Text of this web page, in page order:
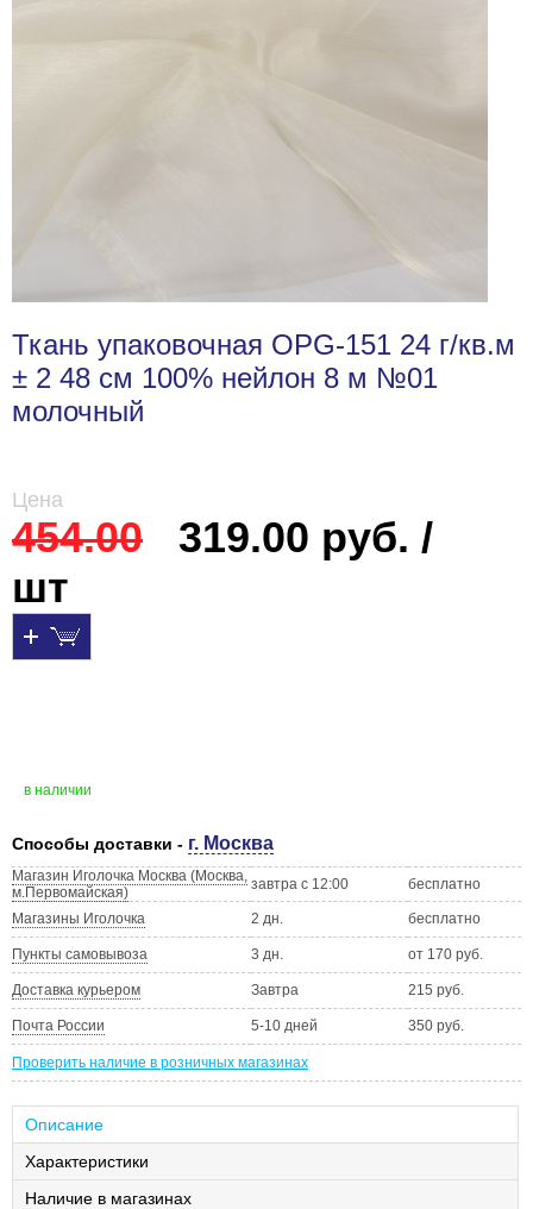
Ткань упаковочная OPG-151 24 г/кв.м
± 2 48 см 100% нейлон 8 м №01
молочный
Цена
454.00
319.00 руб. /
шт
в наличии
Способы доставки - г. Москва
Магазин Иголочка Москва (Москва,
м.Первомайская)
завтра с 12:00 бесплатно
Магазины Иголочка 2 дн. бесплатно
Пункты самовывоза 3 дн. от 170 руб.
Доставка курьером Завтра 215 руб.
Почта России 5-10 дней 350 руб.
Проверить наличие в розничных магазинах
Описание
Характеристики
Наличие в магазинах